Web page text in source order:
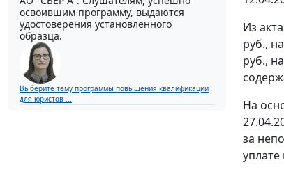
освоившим программу, выдаются
удостоверения установленного
образца.
Выберите тему программы повышения квалификации
для юристов ...
Из
руб.,
руб.,
На
за